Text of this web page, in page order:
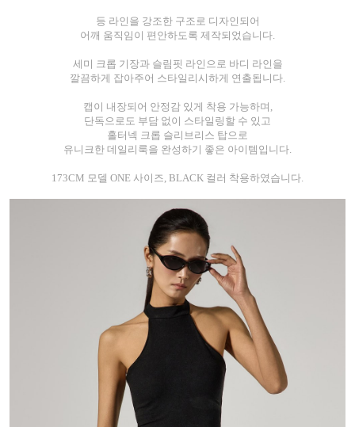
등 라인을 강조한 구조로 디자인되어
어깨 움직임이 편안하도록 제작되었습니다.
세미 크롭 기장과 슬림핏 라인으로 바디 라인을
깔끔하게 잡아주어 스타일리시하게 연출됩니다.
캡이 내장되어 안정감 있게 착용 가능하며,
단독으로도 부담 없이 스타일링할 수 있고
홀터넥 크롭 슬리브리스 탑으로
유니크한 데일리룩을 완성하기 좋은 아이템입니다.
173CM 모델 ONE 사이즈, BLACK 컬러 착용하였습니다.